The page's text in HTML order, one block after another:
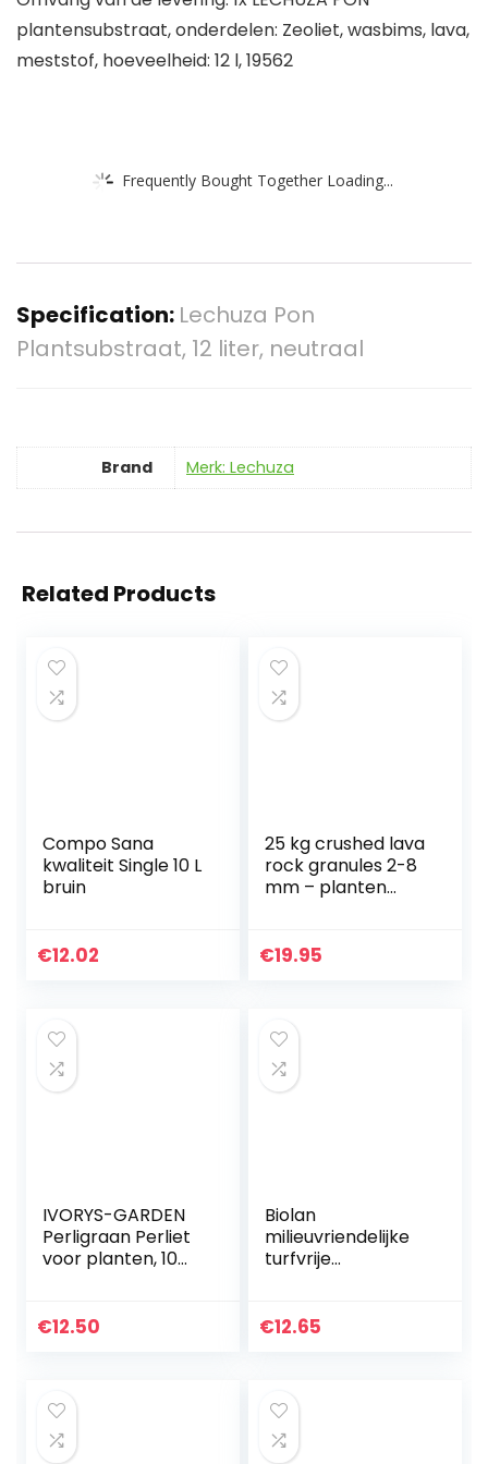
plantensubstraat, onderdelen: Zeoliet, wasbims, lava,
meststof, hoeveelheid: 12 l, 19562
Frequently Bought Together Loading...
Specification: Lechuza Pon
Plantsubstraat, 12 liter, neutraal
Brand Merk: Lechuza
Related Products
Compo Sana
kwaliteit Single 10 L
bruin
€12.02
25 kg crushed lava
rock granules 2-8
mm – planten
€19.95
IVORYS-GARDEN
Perligraan Perliet
voor planten, 10
de aarde,
€12.50
Biolan
milieuvriendelijke
turfvrije
st
€12.65